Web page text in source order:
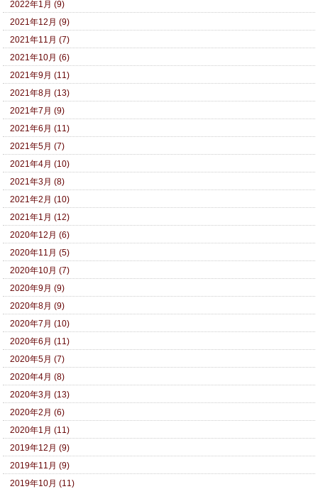
2022年1月 (9)
2021年12月 (9)
2021年11月 (7)
2021年10月 (6)
2021年9月 (11)
2021年8月 (13)
2021年7月 (9)
2021年6月 (11)
2021年5月 (7)
2021年4月 (10)
2021年3月 (8)
2021年2月 (10)
2021年1月 (12)
2020年12月 (6)
2020年11月 (5)
2020年10月 (7)
2020年9月 (9)
2020年8月 (9)
2020年7月 (10)
2020年6月 (11)
2020年5月 (7)
2020年4月 (8)
2020年3月 (13)
2020年2月 (6)
2020年1月 (11)
2019年12月 (9)
2019年11月 (9)
2019年10月 (11)